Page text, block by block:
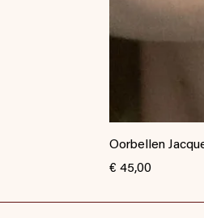
Oorbellen
Prijs
€ 45,00